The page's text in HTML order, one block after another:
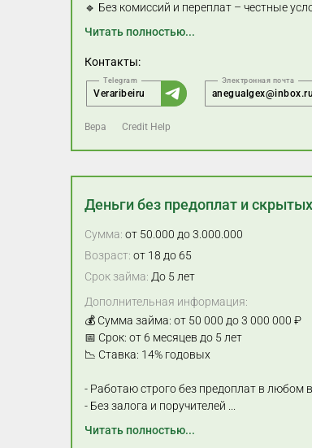
🔹 Без комиссий и переплат – честные
Читать полностью...
Контакты:
Veraribeiru anegualgex@inbox.ru
Вера Credit Help
Деньги без предоплат и
Сумма: от 50.000 до 3.000.000
Возраст: от 18 до 65
Срок займа: До 5 лет
Дополнительная информация:
💰 Сумма займа: от 50 000 до 3 000 000 ₽
📅 Срок: от 6 месяцев до 5 лет
📉 Ставка: 14% годовых
- Работаю строго без предоплат в любом
- Без залога и поручителей
Читать полностью...